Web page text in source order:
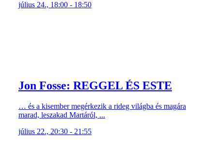
július 24., 18:00 - 18:50
Jon Fosse: REGGEL ÉS ESTE
… és a kisember megérkezik a rideg világba és magára
marad, leszakad Martáról, ...
július 22., 20:30 - 21:55